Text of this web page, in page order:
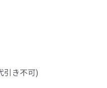
き不可)